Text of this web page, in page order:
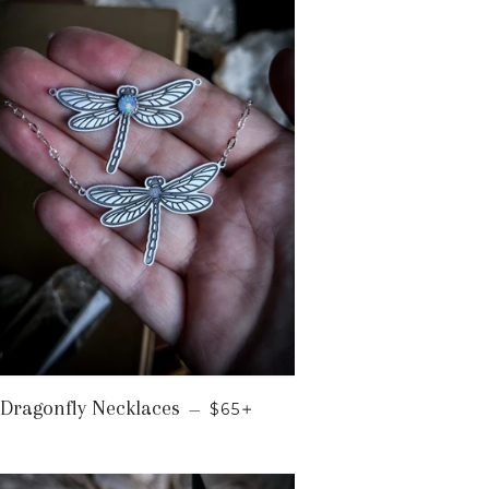
Dragonfly Necklaces — PRECIO HABITUAL
$65